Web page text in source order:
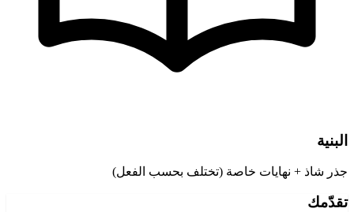
البنية
جذر شاذ + نهايات خاصة (تختلف بحسب الفعل)
تقدّمك